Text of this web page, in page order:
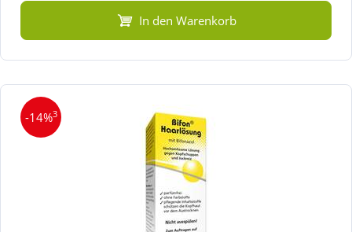
In den Warenkorb
-14%3